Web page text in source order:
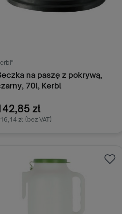
na paszę z pokrywą,
70l, Kerbl
zł
zł (bez VAT)